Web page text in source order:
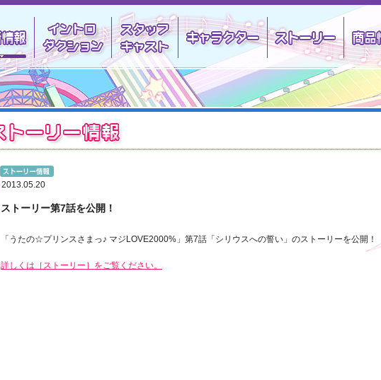
最新情報 イントロダクションスタッフキャスト キャラクター ストーリー
2013.05.20
ストーリー第7話を公開！
「うたの☆プリンスさまっ♪ マジLOVE2000%」第7話「シリウスへの誓い」のストーリーを公開！
詳しくは［ストーリー］をご覧ください。